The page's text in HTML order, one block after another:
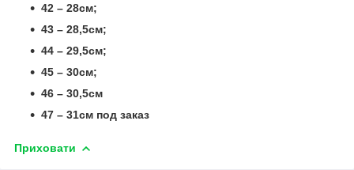
42 – 28см;
43 – 28,5см;
44 – 29,5см;
45 – 30см;
46 – 30,5см
47 – 31см под заказ
Приховати